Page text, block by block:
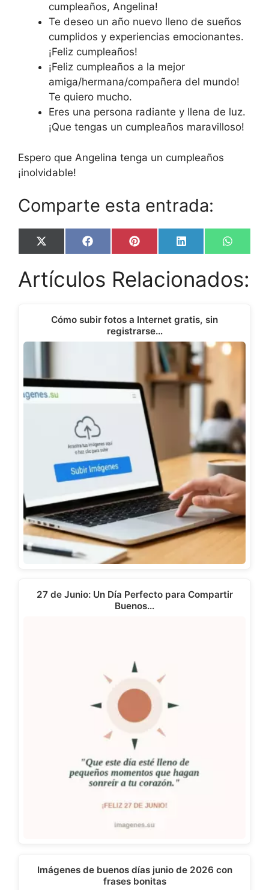
cumpleaños, Angelina!
Te deseo un año nuevo lleno de sueños
cumplidos y experiencias emocionantes.
¡Feliz cumpleaños!
¡Feliz cumpleaños a la mejor
amiga/hermana/compañera del mundo!
Te quiero mucho.
Eres una persona radiante y llena de luz.
¡Que tengas un cumpleaños maravilloso!
Espero que Angelina tenga un cumpleaños
¡inolvidable!
Comparte esta entrada:
Share
on
X
(
w
i
e
Share
on
F
a
e
b
k
Share
on
P
i
e
s
t
Share
on
L
i
k
e
n
Share
on
W
h
t
s
Artículos Relacionados:
Cómo subir fotos a Internet gratis, sin
registrarse…
27 de Junio: Un Día Perfecto para Compartir
Buenos…
Imágenes de buenos días junio de 2026 con
frases bonitas